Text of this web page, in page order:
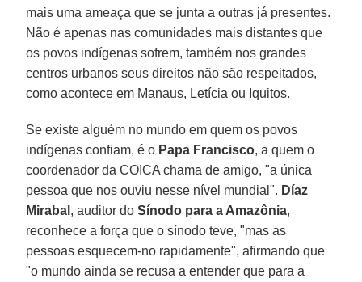
mais uma ameaça que se junta a outras já presentes.
Não é apenas nas comunidades mais distantes que
os povos indígenas sofrem, também nos grandes
centros urbanos seus direitos não são respeitados,
como acontece em Manaus, Letícia ou Iquitos.
Se existe alguém no mundo em quem os povos
indígenas confiam, é o Papa Francisco, a quem o
coordenador da COICA chama de amigo, "a única
pessoa que nos ouviu nesse nível mundial". Díaz
Mirabal , auditor doSínodo para a Amazônia,
reconhece a força que o sínodo teve, "mas as
pessoas esquecem-no rapidamente", afirmando que
"o mundo ainda se recusa a entender que para a